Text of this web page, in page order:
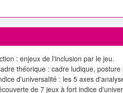
: enjeux de l'inclusion par le jeu.
théorique : cadre ludique,
d'universalité : les 5 axes
de 7 jeux à fort indice